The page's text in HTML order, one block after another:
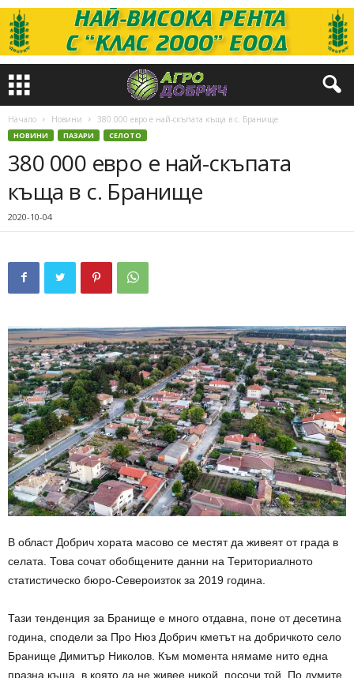
Начало Новини 380 000 евро е най-скъпата къща в с. Бранище
НОВИНИ ПАЗАРИ СЕЛОТО
380 000 евро е най-скъпата
къща в с. Бранище
2020-10-04
В област Добрич хората масово се местят да живеят от града в
селата. Това сочат обобщените данни на Териториалното
статистическо бюро-Североизток за 2019 година.
Тази тенденция за Бранище е много отдавна, поне от десетина
година, сподели за Про Нюз Добрич кметът на добричкото село
Бранище Димитър Николов. Към момента нямаме нито една
празна къща, в която да не живее никой, посочи той. По думите